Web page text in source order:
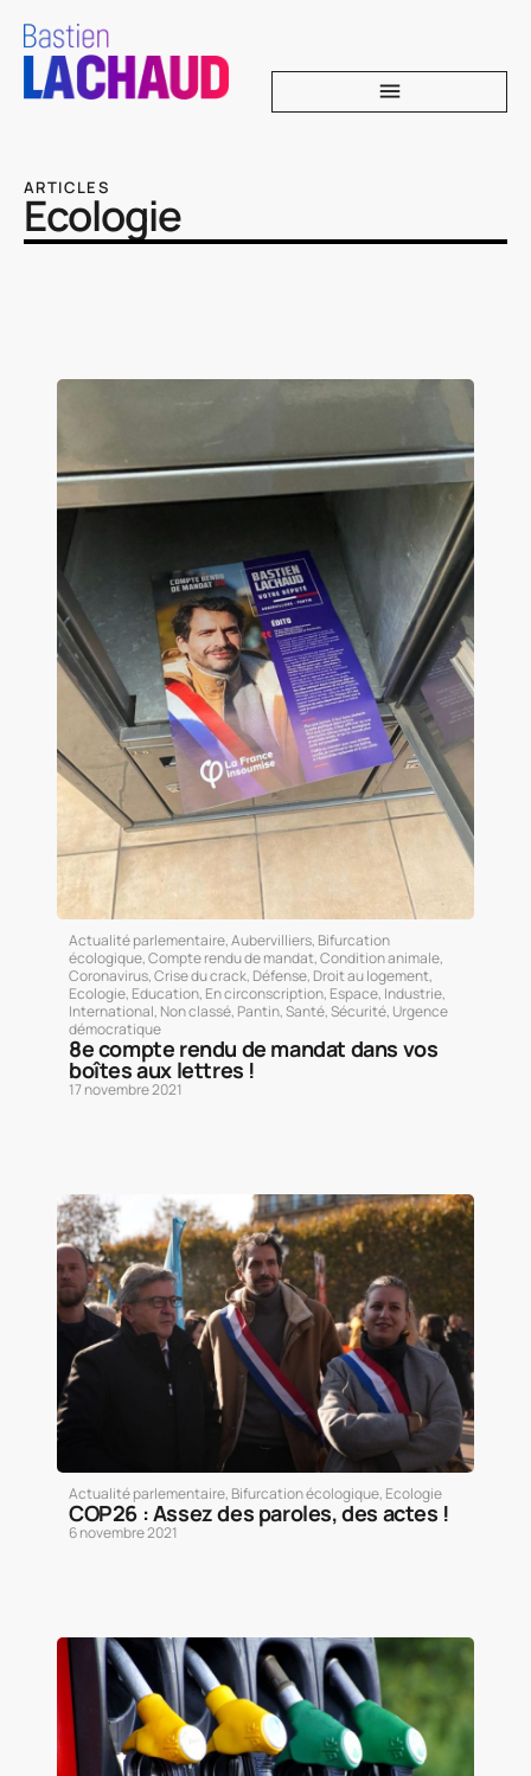
ARTICLES
Ecologie
Actualité parlementaire,Aubervilliers, Bifurcation
écologique,Compte rendu de mandat,Condition animale,
Coronavirus,Crise du crack, Défense, Droit au logement,
Ecologie, Education, En circonscription, Espace, Industrie,
International, Non classé, Pantin,Santé,Sécurité, Urgence
démocratique
8e compte rendu de mandat dans vos
boîtes aux lettres !
17 novembre 2021
Actualité parlementaire, Bifurcation écologique, Ecologie
COP26 : Assez des paroles, des actes !
6 novembre 2021